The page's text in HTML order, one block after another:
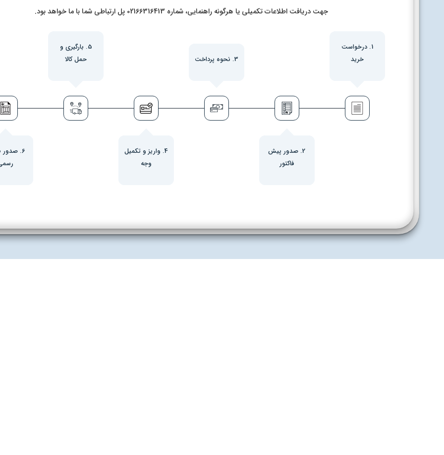
جهت دریافت اطلاعات تکمیلی یا هرگونه راهنمایی، شماره 02166316413 پل ارتباطی شما با ما خواهد بود.
1. درخواست
خرید
3. نحوه پرداخت
5. بارگیری و
حمل کالا
2. صدور پیش
فاکتور
4. واریز و تکمیل
وجه
6. صدور